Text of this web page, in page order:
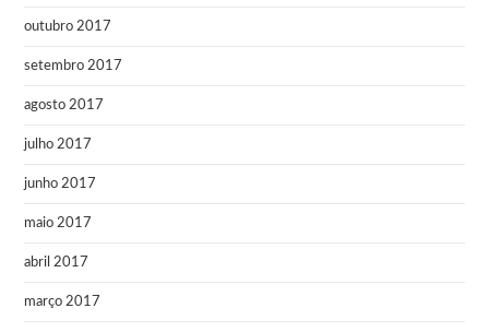
outubro 2017
setembro 2017
agosto 2017
julho 2017
junho 2017
maio 2017
abril 2017
março 2017